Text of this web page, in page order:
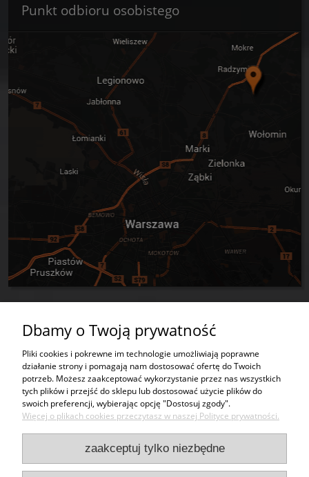
Punkt odbioru osobistego
Tworzywa sztuczne
Usługi
Moje konto
Bezpieczeństwo
Dbamy o Twoją prywatność
Pliki cookies i pokrewne im technologie umożliwiają poprawne
działanie strony i pomagają nam dostosować ofertę do Twoich
potrzeb. Możesz zaakceptować wykorzystanie przez nas wszystkich
tych plików i przejść do sklepu lub dostosować użycie plików do
swoich preferencji, wybierając opcję "Dostosuj zgody".
Więcej o plikach cookies przeczytasz w naszej Polityce prywatności.
zaakceptuj tylko niezbędne